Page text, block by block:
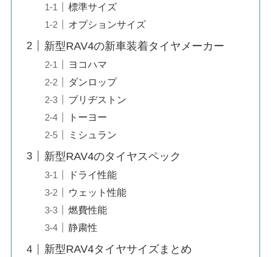
標準サイズ
オプションサイズ
新型RAV4の新車装着タイヤメーカー
ヨコハマ
ダンロップ
ブリヂストン
トーヨー
ミシュラン
新型RAV4のタイヤスペック
ドライ性能
ウェット性能
燃費性能
静粛性
新型RAV4タイヤサイズまとめ